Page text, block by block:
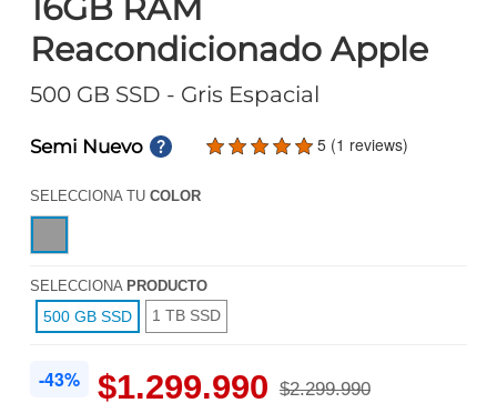
Reacondicionado Apple
500 GB SSD - Gris Espacial
Semi Nuevo 5 (1 reviews)
SELECCIONA TU COLOR
SELECCIONA PRODUCTO
500 GB SSD 1 TB SSD
-43% $1.299.990 $2.299.990